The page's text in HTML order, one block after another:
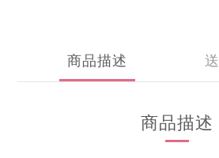
商品描述
商品描述